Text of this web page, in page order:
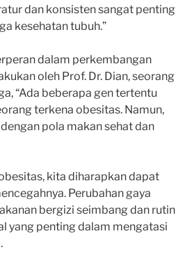
dan konsisten sangat penting
kesehatan tubuh.”
dalam perkembangan
oleh Prof. Dr. Dian, seorang
“Ada beberapa gen tertentu
terkena obesitas. Namun,
pola makan sehat dan
kita diharapkan dapat
Perubahan gaya
bergizi seimbang dan rutin
yang penting dalam mengatasi